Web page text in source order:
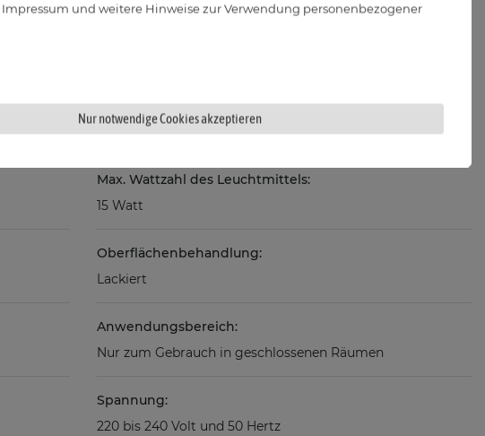
Fassung:
GU10
Max. Wattzahl des Leuchtmittels:
15 Watt
Oberflächenbehandlung:
Lackiert
Anwendungsbereich:
Nur zum Gebrauch in geschlossenen Räumen
Spannung:
220 bis 240 Volt und 50 Hertz
Impressum und weitere Hinweise zur Verwendung personenbezogener
Nur notwendige Cookies akzeptieren